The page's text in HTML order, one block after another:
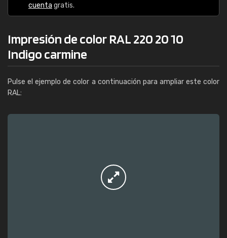
cuenta gratis.
Impresión de color RAL 220 20 10
Indigo carmine
Pulse el ejemplo de color a continuación para ampliar este color
RAL: